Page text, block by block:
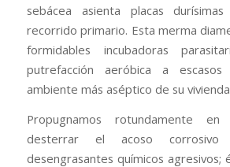
sebácea asienta placas
recorrido primario. Esta merma
formidables incubadoras
putrefacción aeróbica a
ambiente más aséptico de su
Propugnamos rotundamente en
desterrar el acoso corrosivo
desengrasantes químicos agresivos;